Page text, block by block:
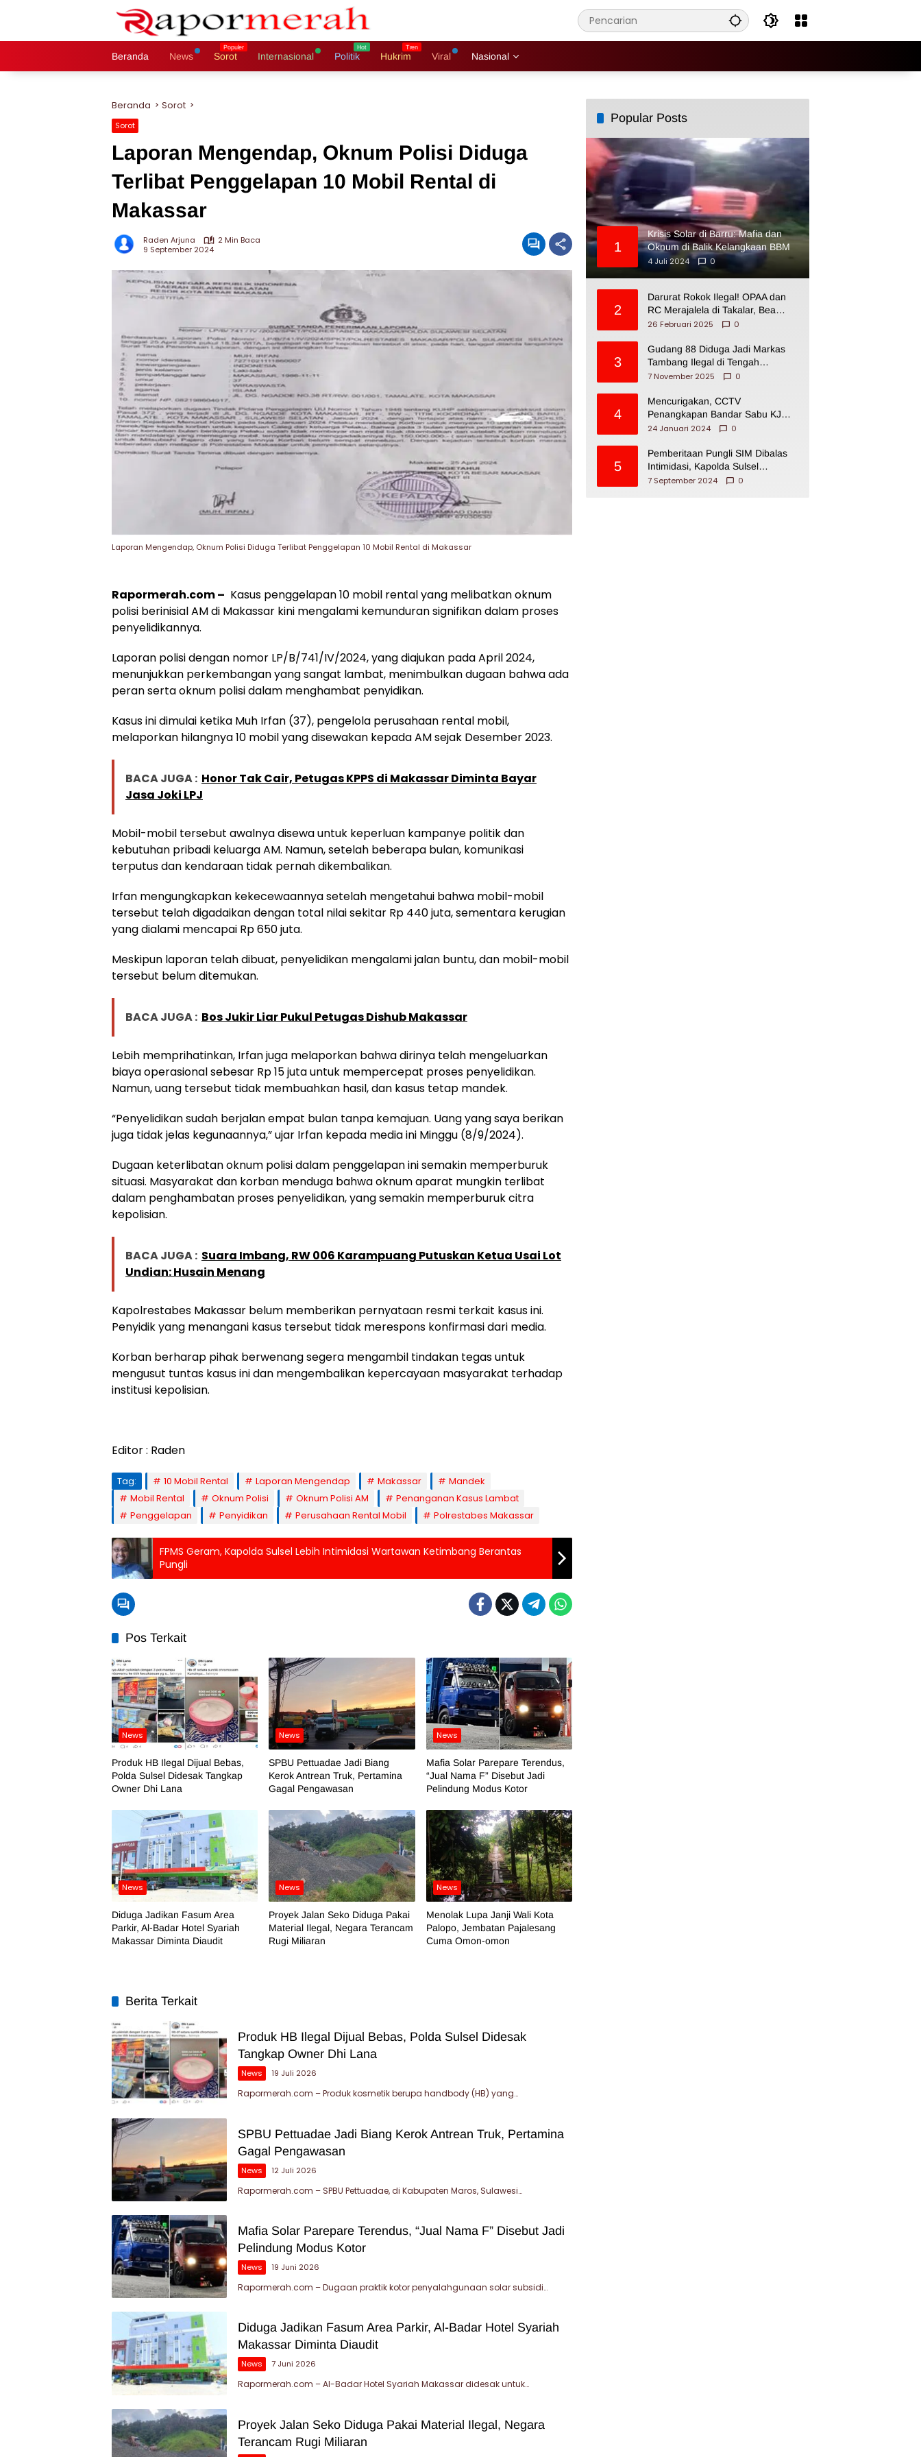
Beranda News Sorot Internasional Politik Hukrim Viral Nasional
Beranda Sorot
Sorot
Laporan Mengendap, Oknum Polisi Diduga
Terlibat Penggelapan 10 Mobil Rental di
Makassar
Raden Arjuna
2 Min Baca
9 September 2024
Laporan Mengendap, Oknum Polisi Diduga Terlibat Penggelapan 10 Mobil Rental di Makassar
Rapormerah.com – Kasus penggelapan 10 mobil rental yang melibatkan oknum
polisi berinisial AM di Makassar kini mengalami kemunduran signifikan dalam proses
penyelidikannya.
Laporan polisi dengan nomor LP/B/741/IV/2024, yang diajukan pada April 2024,
menunjukkan perkembangan yang sangat lambat, menimbulkan dugaan bahwa ada
peran serta oknum polisi dalam menghambat penyidikan.
Kasus ini dimulai ketika Muh Irfan (37), pengelola perusahaan rental mobil,
melaporkan hilangnya 10 mobil yang disewakan kepada AM sejak Desember 2023.
BACA JUGA : Honor Tak Cair, Petugas KPPS di Makassar Diminta Bayar
Jasa Joki LPJ
Mobil-mobil tersebut awalnya disewa untuk keperluan kampanye politik dan
kebutuhan pribadi keluarga AM. Namun, setelah beberapa bulan, komunikasi
terputus dan kendaraan tidak pernah dikembalikan.
Irfan mengungkapkan kekecewaannya setelah mengetahui bahwa mobil-mobil
tersebut telah digadaikan dengan total nilai sekitar Rp 440 juta, sementara kerugian
yang dialami mencapai Rp 650 juta.
Meskipun laporan telah dibuat, penyelidikan mengalami jalan buntu, dan mobil-mobil
tersebut belum ditemukan.
BACA JUGA : Bos Jukir Liar Pukul Petugas Dishub Makassar
Lebih memprihatinkan, Irfan juga melaporkan bahwa dirinya telah mengeluarkan
biaya operasional sebesar Rp 15 juta untuk mempercepat proses penyelidikan.
Namun, uang tersebut tidak membuahkan hasil, dan kasus tetap mandek.
“Penyelidikan sudah berjalan empat bulan tanpa kemajuan. Uang yang saya berikan
juga tidak jelas kegunaannya,” ujar Irfan kepada media ini Minggu (8/9/2024).
Dugaan keterlibatan oknum polisi dalam penggelapan ini semakin memperburuk
situasi. Masyarakat dan korban menduga bahwa oknum aparat mungkin terlibat
dalam penghambatan proses penyelidikan, yang semakin memperburuk citra
kepolisian.
BACA JUGA : Suara Imbang, RW 006 Karampuang Putuskan Ketua Usai Lot
Undian: Husain Menang
Kapolrestabes Makassar belum memberikan pernyataan resmi terkait kasus ini.
Penyidik yang menangani kasus tersebut tidak merespons konfirmasi dari media.
Korban berharap pihak berwenang segera mengambil tindakan tegas untuk
mengusut tuntas kasus ini dan mengembalikan kepercayaan masyarakat terhadap
institusi kepolisian.
Editor : Raden
Tag: 10 Mobil Rental Laporan Mengendap Makassar
Mandek
Mobil Rental
Oknum Polisi Oknum Polisi AM
Penanganan Kasus Lambat
Penggelapan
Penyidikan Perusahaan Rental Mobil Polrestabes Makassar
FPMS Geram, Kapolda Sulsel Lebih Intimidasi Wartawan Ketimbang Berantas
Pungli
Pos Terkait
News
Produk HB Ilegal Dijual Bebas,
Polda Sulsel Didesak Tangkap
Owner Dhi Lana
News
SPBU Pettuadae Jadi Biang
Kerok Antrean Truk, Pertamina
Gagal Pengawasan
News
Mafia Solar Parepare Terendus,
“Jual Nama F” Disebut Jadi
Pelindung Modus Kotor
News
Diduga Jadikan Fasum Area
Parkir, Al-Badar Hotel Syariah
Makassar Diminta Diaudit
News
Proyek Jalan Seko Diduga Pakai
Material Ilegal, Negara Terancam
Rugi Miliaran
News
Menolak Lupa Janji Wali Kota
Palopo, Jembatan Pajalesang
Cuma Omon-omon
Berita Terkait
Produk HB Ilegal Dijual Bebas, Polda Sulsel Didesak
Tangkap Owner Dhi Lana
News 19 Juli 2026
Rapormerah.com – Produk kosmetik berupa handbody (HB) yang…
SPBU Pettuadae Jadi Biang Kerok Antrean Truk, Pertamina
Gagal Pengawasan
News 12 Juli 2026
Rapormerah.com – SPBU Pettuadae, di Kabupaten Maros, Sulawesi…
Mafia Solar Parepare Terendus, “Jual Nama F” Disebut Jadi
Pelindung Modus Kotor
News 19 Juni 2026
Rapormerah.com – Dugaan praktik kotor penyalahgunaan solar subsidi…
Diduga Jadikan Fasum Area Parkir, Al-Badar Hotel Syariah
Makassar Diminta Diaudit
News 7 Juni 2026
Rapormerah.com – Al-Badar Hotel Syariah Makassar didesak untuk…
Proyek Jalan Seko Diduga Pakai Material Ilegal, Negara
Terancam Rugi Miliaran
Popular Posts
1
Krisis Solar di Barru: Mafia dan
Oknum di Balik Kelangkaan BBM
4 Juli 2024
0
2
Darurat Rokok Ilegal! OPAA dan
RC Merajalela di Takalar, Bea
Cukai Impoten
26 Februari 2025 0
3
Gudang 88 Diduga Jadi Markas
Tambang Ilegal di Tengah
Permukiman Warga Makassar
7 November 2025 0
4
Mencurigakan, CCTV
Penangkapan Bandar Sabu KJ
Disita Oknum BNNP Sulsel
24 Januari 2024 0
5
Pemberitaan Pungli SIM Dibalas
Intimidasi, Kapolda Sulsel
Dikecam PJI Sulsel
7 September 2024 0